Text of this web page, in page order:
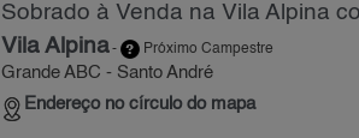
Sobrado à Venda na Vila Alpina
Vila Alpina- Próximo Campestre
Grande ABC - Santo André
Endereço no círculo do mapa